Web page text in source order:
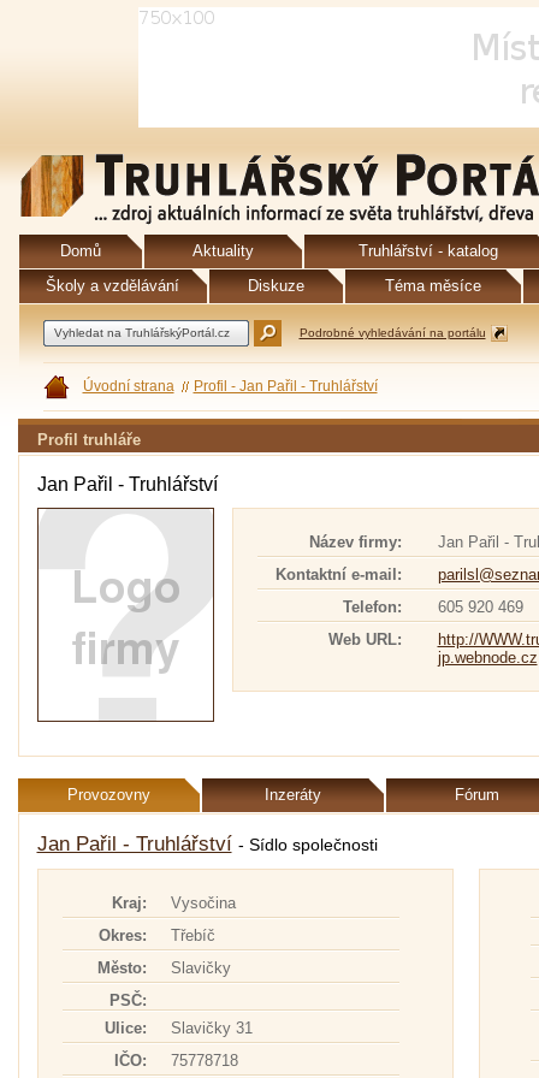
Domů Aktuality
Truhlářství - katalog
Školy a vzdělávání
Diskuze Téma měsíce
Podrobné vyhledávání na portálu
Úvodní strana Profil - Jan Pařil - Truhlářství
Profil truhláře
Jan Pařil - Truhlářství
Název firmy:
Jan Pařil -
Kontaktní e-mail:
Telefon:
605 920 469
Web URL:
http://
jp.webnode.cz
Provozovny Inzeráty Fórum
Jan Pařil - Truhlářství - Sídlo společnosti
Kraj:
Vysočina
Okres:
Třebíč
Město:
Slavičky
PSČ:
Ulice:
Slavičky 31
IČO:
75778718